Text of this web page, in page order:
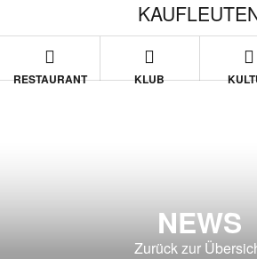
RESTAURANT KLUB
NEWS
Zurück zur